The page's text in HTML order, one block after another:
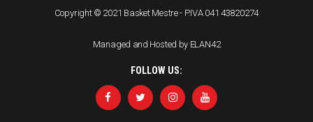
Copyright © 2021 Basket Mestre - P.IVA 041 43820274
Managed and Hosted by ELAN42
FOLLOW US: